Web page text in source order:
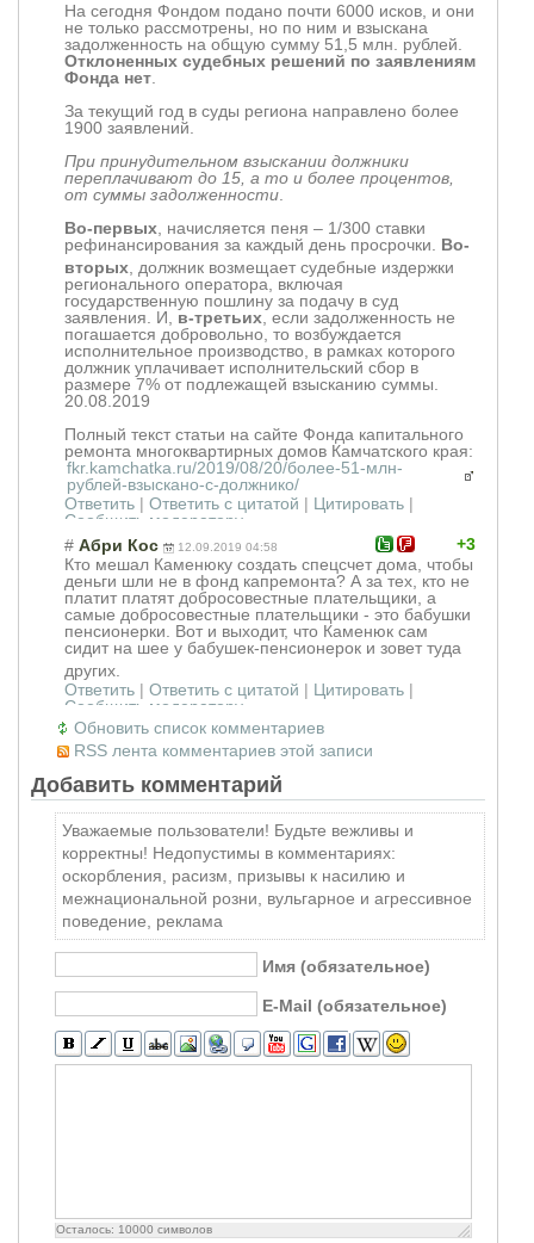
На сегодня Фондом подано почти 6000 исков, и они
не только рассмотрены, но по ним и взыскана
задолженность на общую сумму 51,5 млн. рублей.
Отклоненных судебных решений по заявлениям
Фонда нет.
За текущий год в суды региона направлено более
1900 заявлений.
При принудительном взыскании должники
переплачивают до 15, а то и более процентов,
от суммы задолженности.
Во-первых, начисляется пеня – 1/300 ставки
рефинансирования за каждый день просрочки. Во-
вторых, должник возмещает судебные издержки
регионального оператора, включая
государственную пошлину за подачу в суд
заявления. И, в-третьих, если задолженность не
погашается добровольно, то возбуждается
исполнительное производство, в рамках которого
должник уплачивает исполнительский сбор в
размере 7% от подлежащей взысканию суммы.
20.08.2019
Полный текст статьи на сайте Фонда капитального
ремонта многоквартирных домов Камчатского края:
fkr.kamchatka.ru/2019/08/20/более-51-млн-
рублей-взыскано-с-должнико/
Ответить | Ответить с цитатой | Цитировать |
Сообщить модератору
+3
# Абри Кос 12.09.2019 04:58
Кто мешал Каменюку создать спецсчет дома, чтобы
деньги шли не в фонд капремонта? А за тех, кто не
платит платят добросовестные плательщики, а
самые добросовестные плательщики - это бабушки
пенсионерки. Вот и выходит, что Каменюк сам
сидит на шее у бабушек-пенсионерок и зовет туда
других.
Ответить | Ответить с цитатой | Цитировать |
Сообщить модератору
Обновить список комментариев
RSS лента комментариев этой записи
Добавить комментарий
Уважаемые пользователи! Будьте вежливы и
корректны! Недопустимы в комментариях:
оскорбления, расизм, призывы к насилию и
межнациональной розни, вульгарное и агрессивное
поведение, реклама
Имя (обязательное)
E-Mail (обязательное)
Осталось: 10000 символов